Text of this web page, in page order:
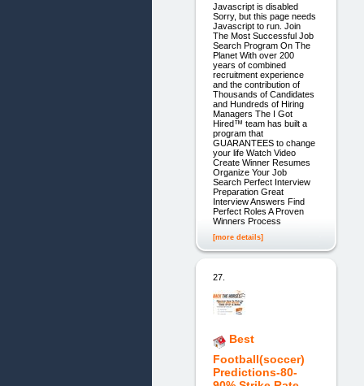
Javascript is disabled
Sorry, but this page needs
Javascript to run. Join
The Most Successful Job
Search Program On The
Planet With over 200
years of combined
recruitment experience
and the contribution of
Thousands of Candidates
and Hundreds of Hiring
Managers The I Got
Hired™ team has built a
program that
GUARANTEES to change
your life Watch Video
Create Winner Resumes
Organize Your Job
Search Perfect Interview
Preparation Great
Interview Answers Find
Perfect Roles A Proven
Winners Process
[more details]
27.
Best
Football(soccer)
Predictions-80-